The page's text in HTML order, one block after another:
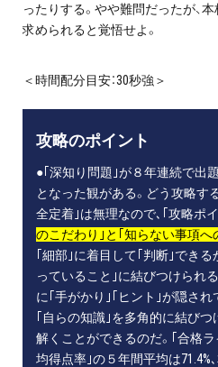
ったりする。やや難問だったが、
求められると覚悟せよ。
＜時間配分目安：30秒強＞
攻略のポイント
●｢深知り問題｣が８年連続で出
となった観がある。どう攻略
全定着｣は無理なので､｢攻略ポ
のこだわり｣と｢知らない事項へ
｢細部｣に着目して｢判断｣でき
っていること｣に結びつけられ
に｢手がかり｣｢ヒント｣が隠され
｢自らの知識｣を多角的に結び
解くことができるのだ。｢合格
均得点率｣の５年間平均は71.4%